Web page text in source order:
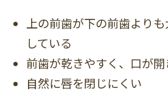
上の前歯が下の前歯より
している
前歯が乾きやすく、口が
自然に唇を閉じにくい